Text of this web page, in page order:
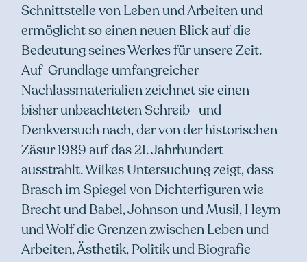
Schnittstelle von Leben und Arbeiten und
ermöglicht so einen neuen Blick auf die
Bedeutung seines Werkes für unsere Zeit.
Auf Grundlage umfangreicher
Nachlassmaterialien zeichnet sie einen
bisher unbeachteten Schreib- und
Denkversuch nach, der von der historischen
Zäsur 1989 auf das 21. Jahrhundert
ausstrahlt. Wilkes Untersuchung zeigt, dass
Brasch im Spiegel von Dichterfiguren wie
Brecht und Babel, Johnson und Musil, Heym
und Wolf die Grenzen zwischen Leben und
Arbeiten, Ästhetik, Politik und Biografie